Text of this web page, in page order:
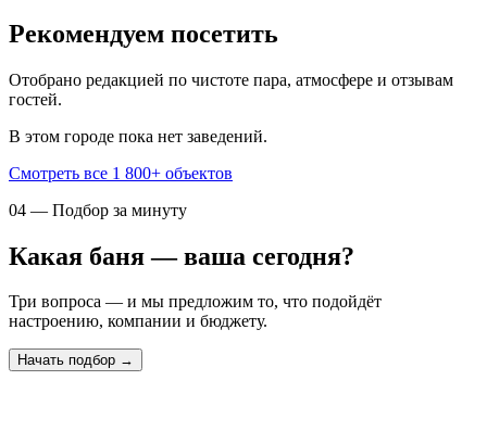
Рекомендуем посетить
Отобрано редакцией по чистоте пара, атмосфере и отзывам
гостей.
В этом городе пока нет заведений.
Смотреть все 1 800+ объектов
04 — Подбор за минуту
Какая баня — ваша сегодня?
Три вопроса — и мы предложим то, что подойдёт
настроению, компании и бюджету.
Начать подбор →